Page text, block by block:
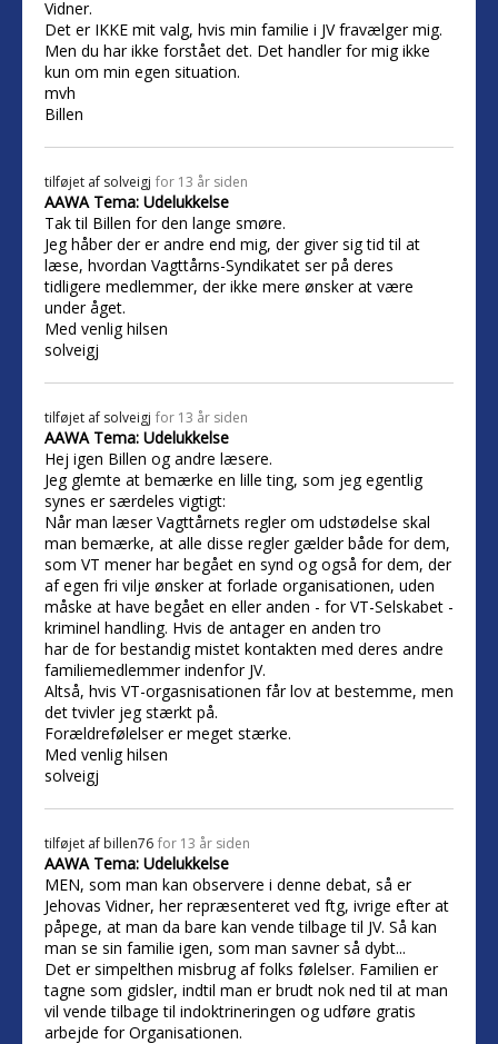
Vidner.
Det er IKKE mit valg, hvis min familie i JV fravælger mig.
Men du har ikke forstået det. Det handler for mig ikke
kun om min egen situation.
mvh
Billen
tilføjet af solveigj for 13 år siden
AAWA Tema: Udelukkelse
Tak til Billen for den lange smøre.
Jeg håber der er andre end mig, der giver sig tid til at
læse, hvordan Vagttårns-Syndikatet ser på deres
tidligere medlemmer, der ikke mere ønsker at være
under åget.
Med venlig hilsen
solveigj
tilføjet af solveigj for 13 år siden
AAWA Tema: Udelukkelse
Hej igen Billen og andre læsere.
Jeg glemte at bemærke en lille ting, som jeg egentlig
synes er særdeles vigtigt:
Når man læser Vagttårnets regler om udstødelse skal
man bemærke, at alle disse regler gælder både for dem,
som VT mener har begået en synd og også for dem, der
af egen fri vilje ønsker at forlade organisationen, uden
måske at have begået en eller anden - for VT-Selskabet -
kriminel handling. Hvis de antager en anden tro
har de for bestandig mistet kontakten med deres andre
familiemedlemmer indenfor JV.
Altså, hvis VT-orgasnisationen får lov at bestemme, men
det tvivler jeg stærkt på.
Forældrefølelser er meget stærke.
Med venlig hilsen
solveigj
tilføjet af billen76 for 13 år siden
AAWA Tema: Udelukkelse
MEN, som man kan observere i denne debat, så er
Jehovas Vidner, her repræsenteret ved ftg, ivrige efter at
påpege, at man da bare kan vende tilbage til JV. Så kan
man se sin familie igen, som man savner så dybt...
Det er simpelthen misbrug af folks følelser. Familien er
tagne som gidsler, indtil man er brudt nok ned til at man
vil vende tilbage til indoktrineringen og udføre gratis
arbejde for Organisationen.